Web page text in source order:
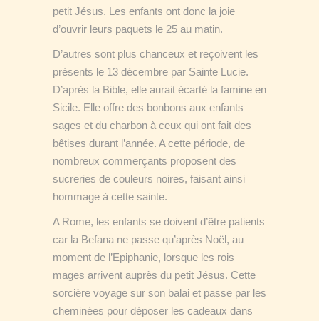
petit Jésus. Les enfants ont donc la joie
d’ouvrir leurs paquets le 25 au matin.
D’autres sont plus chanceux et reçoivent les
présents le 13 décembre par Sainte Lucie.
D’après la Bible, elle aurait écarté la famine en
Sicile. Elle offre des bonbons aux enfants
sages et du charbon à ceux qui ont fait des
bêtises durant l’année. A cette période, de
nombreux commerçants proposent des
sucreries de couleurs noires, faisant ainsi
hommage à cette sainte.
A Rome, les enfants se doivent d’être patients
car la Befana ne passe qu’après Noël, au
moment de l’Epiphanie, lorsque les rois
mages arrivent auprès du petit Jésus. Cette
sorcière voyage sur son balai et passe par les
cheminées pour déposer les cadeaux dans